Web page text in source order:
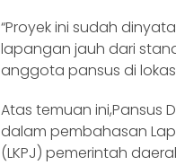
“Proyek ini sudah
lapangan jauh dari
anggota pansus di
Atas temuan ini,Pansus
dalam pembahasan
(LKPJ) pemerintah